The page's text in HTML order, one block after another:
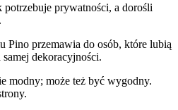
prywatności, a dorośli
Pino przemawia do osób, które lubią
dekoracyjności.
modny; może też być wygodny.